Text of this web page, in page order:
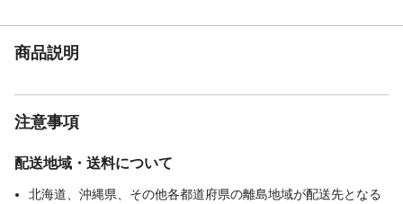
商品説明
注意事項
配送地域・送料について
北海道、沖縄県、その他各都道府県の離島地域が配送先となる